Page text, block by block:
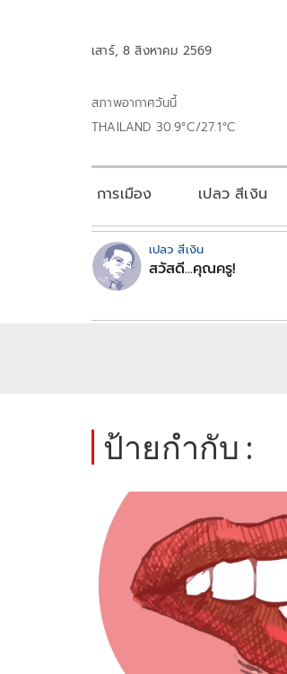
เสาร์, 8 สิงหาคม 2569
สภาพอากาศวันนี้
THAILAND 30.9°C/27.1°C
การเมือง เปลว สีเงิน
เปลว สีเงิน
สวัสดี...คุณครู!
ป้ายกำกับ :